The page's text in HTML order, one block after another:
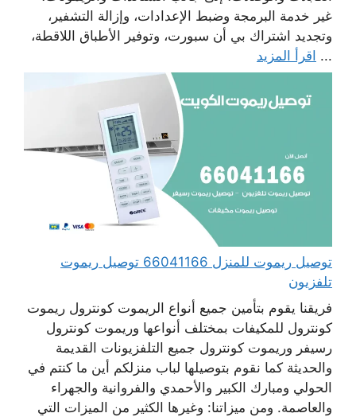
غير خدمة البرمجة وضبط الإعدادات، وإزالة التشفير،
وتجديد اشتراك بي أن سبورت، وتوفير الأطباق اللاقطة،
... اقرأ المزيد
توصيل ريموت للمنزل 66041166 توصيل ريموت
تلفزيون
فريقنا يقوم بتأمين جميع أنواع الريموت كونترول ريموت
كونترول للمكيفات بمختلف أنواعها وريموت كونترول
رسيفر وريموت كونترول جميع التلفزيونات القديمة
والحديثة كما نقوم بتوصيلها لباب منزلكم أين ما كنتم في
الحولي ومبارك الكبير والأحمدي والفروانية والجهراء
والعاصمة. ومن ميزاتنا: وغيرها الكثير من الميزات التي